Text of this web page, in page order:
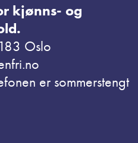
kjønns- og
Oslo
er sommerstengt